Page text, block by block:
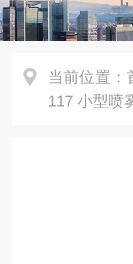
当前位置：
117 小型喷